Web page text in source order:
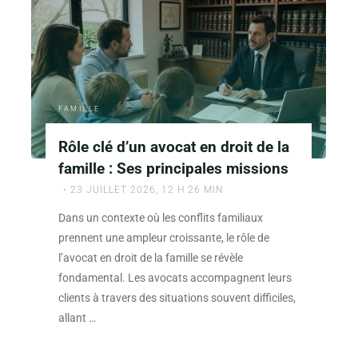
d’une
personne
sous
tutelle
et
succession"
FAMILLE
Rôle clé d’un avocat en droit de la
famille : Ses principales missions
23 JUILLET 2026, 12 H 26 MIN
Dans un contexte où les conflits familiaux
prennent une ampleur croissante, le rôle de
l’avocat en droit de la famille se révèle
fondamental. Les avocats accompagnent leurs
clients à travers des situations souvent difficiles,
allant …